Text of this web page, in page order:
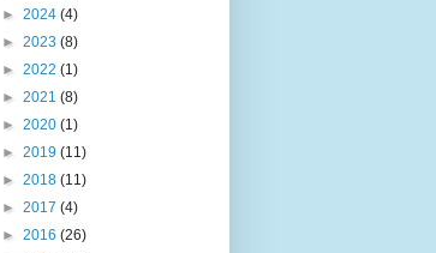
► 2024 (4)
► 2023 (8)
► 2022 (1)
► 2021 (8)
► 2020 (1)
► 2019 (11)
► 2018 (11)
► 2017 (4)
► 2016 (26)